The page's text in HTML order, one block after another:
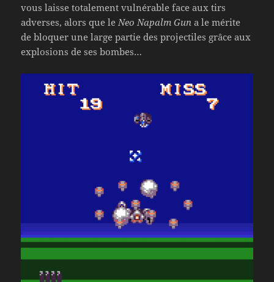
vous laisse totalement vulnérable face aux tirs
adverses, alors que le Neo Napalm Gun a le mérite
de bloquer une large partie des projectiles grâce aux
explosions de ses bombes…